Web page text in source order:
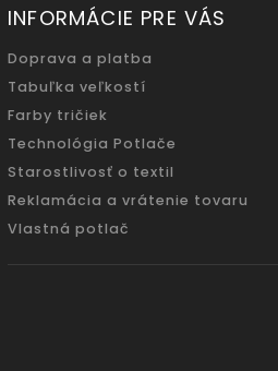
INFORMÁCIE PRE VÁS
Doprava a platba
Tabuľka veľkostí
Farby tričiek
Technológia Potlače
Starostlivosť o textil
Reklamácia a vrátenie tovaru
Vlastná potlač